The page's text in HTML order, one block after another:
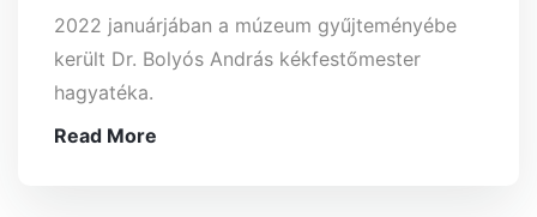
2022 januárjában a múzeum gyűjteményébe
került Dr. Bolyós András kékfestőmester
hagyatéka.
Read More